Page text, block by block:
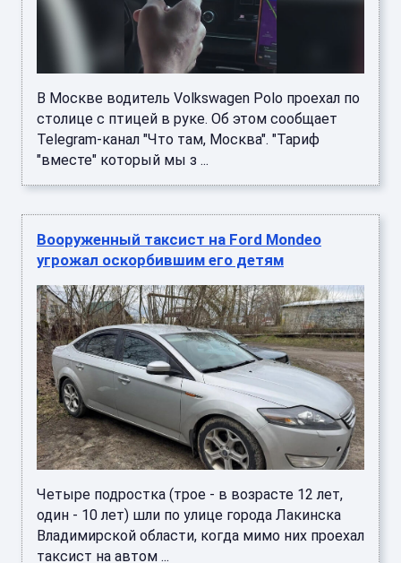
В Москве водитель Volkswagen Polo проехал по
столице с птицей в руке. Об этом сообщает
Telegram-канал "Что там, Москва". "Тариф
"вместе" который мы з ...
Вооруженный таксист на Ford Mondeo
угрожал оскорбившим его детям
Четыре подростка (трое - в возрасте 12 лет,
один - 10 лет) шли по улице города Лакинска
Владимирской области, когда мимо них проехал
таксист на автом ...